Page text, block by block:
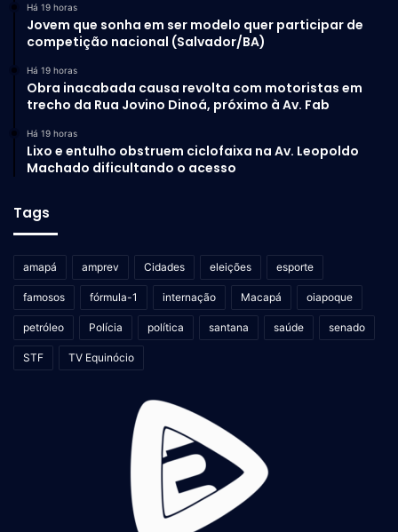
Há 19 horas
Jovem que sonha em ser modelo quer participar de
competição nacional (Salvador/BA)
Há 19 horas
Obra inacabada causa revolta com motoristas em
trecho da Rua Jovino Dinoá, próximo à Av. Fab
Há 19 horas
Lixo e entulho obstruem ciclofaixa na Av. Leopoldo
Machado dificultando o acesso
Tags
amapá amprev Cidades eleições esporte
famosos fórmula-1 internação Macapá oiapoque
petróleo Polícia política santana saúde senado
STF TV Equinócio